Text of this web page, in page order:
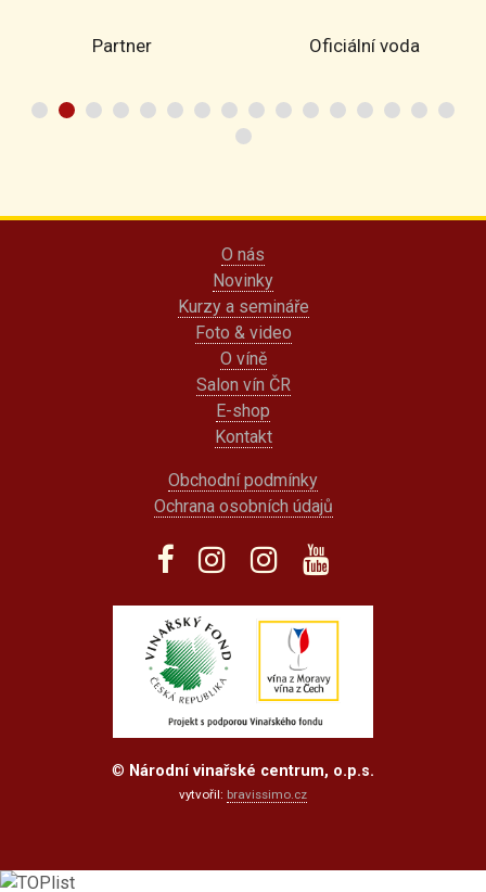
Partner Oficiální voda
O nás
Novinky
Kurzy a semináře
Foto & video
O víně
Salon vín ČR
E-shop
Kontakt
Obchodní podmínky
Ochrana osobních údajů
© Národní vinařské centrum, o.p.s.
vytvořil: bravissimo.cz